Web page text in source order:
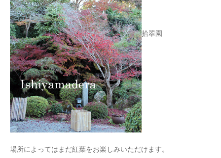
拾翠園
場所によってはまだ紅葉をお楽しみいただけます。